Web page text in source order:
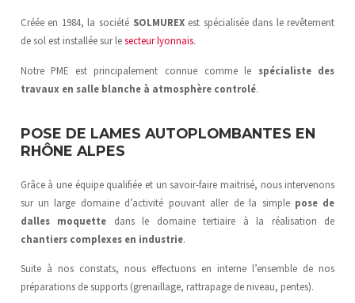
Créée en 1984, la société SOLMUREXest spécialisée dans le revêtement
de sol est installée sur lesecteur lyonnais.
Notre PME est principalement connue comme le spécialiste des
travaux en salle blancheà atmosphère controlé.
POSE DE LAMES AUTOPLOMBANTES EN
RHÔNE ALPES
Grâce à une équipe qualifiée et un savoir-faire maitrisé, nous intervenons
sur un large domaine d’activité pouvant aller de la simple pose de
dalles moquette dans le domaine tertiaire à la réalisation de
chantiers complexes en industrie.
Suite à nos constats, nous effectuons en interne l’ensemble de nos
préparations de supports (grenaillage, rattrapage de niveau, pentes).